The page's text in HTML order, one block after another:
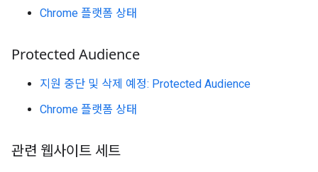
Chrome 플랫폼 상태
Protected Audience
지원 중단 및 삭제 예정: Protected Audience
Chrome 플랫폼 상태
관련 웹사이트 세트